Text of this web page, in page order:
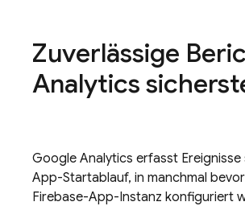
Zuverlässige
Analytics
Google Analytics erfasst Ereignisse
App-Startablauf, in manchmal
Firebase-App-Instanz konfiguriert